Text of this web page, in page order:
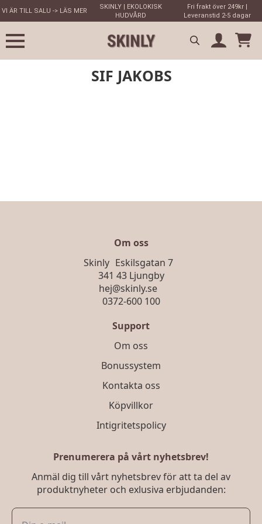
VI ÄR TILL SALU -> LÄS MER
SKINLY | EKOLOKISK
HUDVÅRD
Fri frakt över 249kr |
Leveranstid 2-5 dagar
Search
SIF JAKOBS
Om oss
Skinly Eskilsgatan 7
341 43 Ljungby
hej@skinly.se
0372-600 100
Support
Om oss
Bonussystem
Kontakta oss
Köpvillkor
Intigritetspolicy
Prenumerera på vårt nyhetsbrev!
Anmäl dig till vårt nyhetsbrev för att ta del av
produktnyheter och exlusiva erbjudanden: